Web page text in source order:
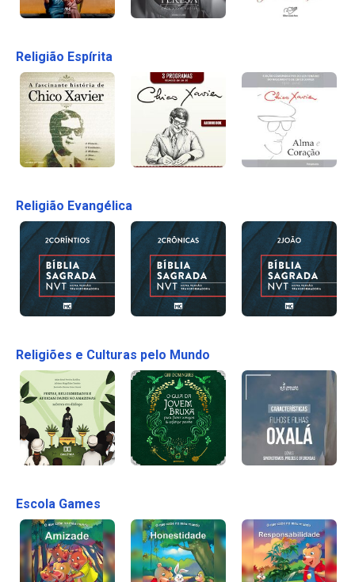
Religião Espírita
Religião Evangélica
Religiões e Culturas pelo Mundo
Escola Games